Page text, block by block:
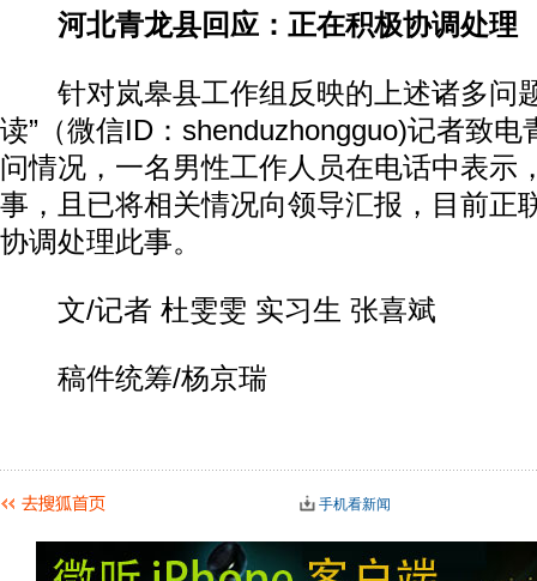
河北青龙县回应：正在积极协调处理
针对岚皋县工作组反映的上述诸多问
读”（微信ID：shenduzhongguo)记者致电
问情况，一名男性工作人员在电话中表示
事，且已将相关情况向领导汇报，目前正
协调处理此事。
文/记者 杜雯雯 实习生 张喜斌
稿件统筹/杨京瑞
手机看新闻